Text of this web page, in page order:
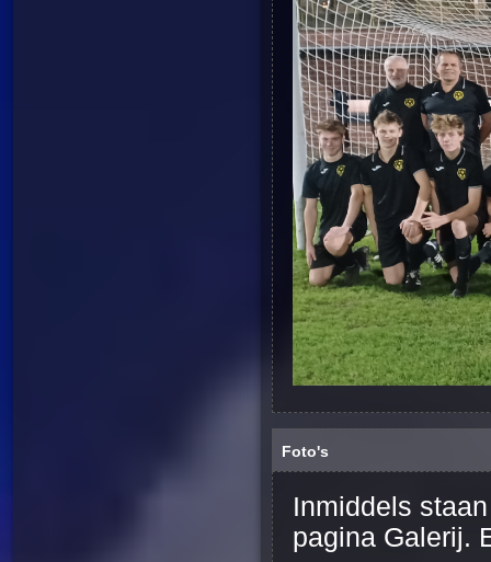
Foto's
Inmiddels
pagina Galerij.